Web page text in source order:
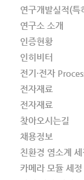
연구개발실적(특
연구소 소개
인증현황
인히비터
전기·전자
전자재료
전자재료
찾아오시는길
채용정보
친환경 염소계 세
카메라 모듈 세정